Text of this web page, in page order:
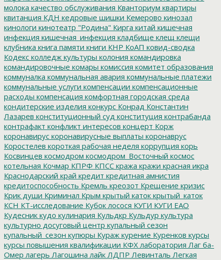
молока качество обслуживания Кванториум квартиры
квитанция КДН кедровые шишки Кемерово кинозал
кинологи кинотеатр "Родина" Кирга китай кишечная
инфекция кишечная_инфекция кладбище клещ клещи
клубника книга памяти книги КНР КоАП ковид-сводка
Кодекс колледж культуры колония командировка
командировочные комары комиссия комитет образования
коммуналка коммунальная авария коммунальные платежи
коммунальные услуги компенсации компенсационные
расходы компенсация комфортная городская среда
кондитерские изделия конкурс Конрад Константин
Лазарев конституционный суд конституция контрабанда
контрафакт конфликт интересов концерт Корж
коронавирус коронавирусные выплаты коронаврус
Коростелев короткая рабочая неделя коррупция корь
Косвинцев космодром космодром_Восточный космос
котельная Кочмар КПРФ КПСС кража кражи красная икра
Краснодарский край кредит кредитная амнистия
кредитоспособность Кремль креозот Крещение кризис
Крик души Криминал Крым крытый каток крытый_каток
КСН КТ-исследование Кубок лосося КУГИ КУГИ ЕАО
Кудесник кудо кулинария Кульдкр Кульдур культура
культурно досуговый центр купальный сезон
купальный_сезон купюры Кураж курение Куренков курсы
курсы повышения квалификации КФХ лаборатория Лаг ба-
Омер лагерь Лагошина лайк ЛДПР Левинталь Легкая